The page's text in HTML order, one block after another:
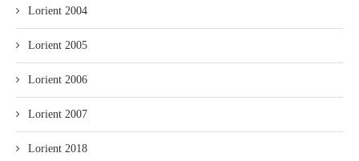
Lorient 2004
Lorient 2005
Lorient 2006
Lorient 2007
Lorient 2018